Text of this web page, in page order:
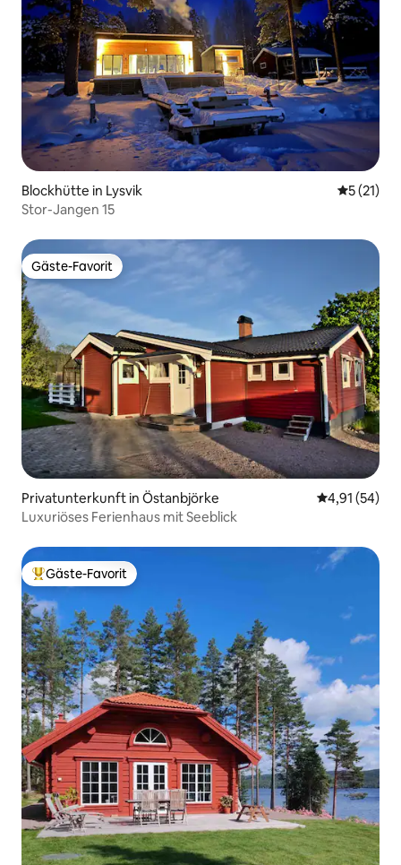
Blockhütte in Lysvik
5 (21)
Stor-Jangen 15
Gäste-Favorit
Gäste-Favorit
Privatunterkunft in Östanbjörke
4,91 (54)
Luxuriöses Ferienhaus mit Seeblick
Beliebter Gäste-Favorit.
Gäste-Favorit